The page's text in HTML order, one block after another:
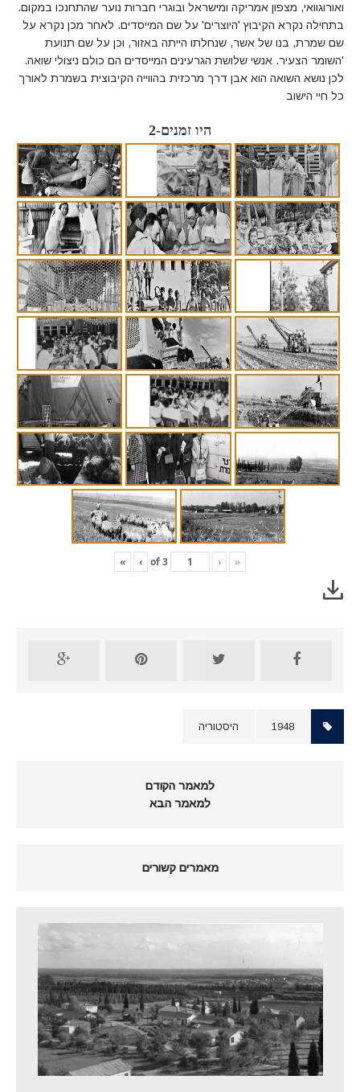
ואורוגוואי, מצפון אמריקה ומישראל ובוגרי חברות נוער שהתחנכו במקום.
בתחילה נקרא הקיבוץ 'היוצרים' על שם המייסדים. לאחר מכן נקרא על
שם שמרת, בנו של אשר, שנחלתו הייתה באזור, וכן על שם תנועת
'השומר הצעיר. אנשי שלושת הגרעינים המייסדים הם כולם ניצולי שואה.
לכן נושא השואה הוא אבן דרך מרכזית בהווייה הקיבוצית בשמרת לאורך
כל חיי הישוב
היו זמנים-2
«
‹
3
›
»
1948 היסטוריה
למאמר הקודם
למאמר הבא
מאמרים קשורים